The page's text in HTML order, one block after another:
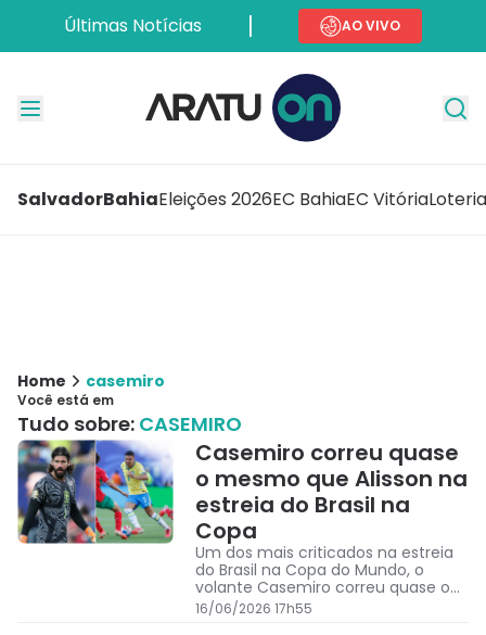
Últimas Notícias AO VIVO
SalvadorBahiaEleições 2026EC BahiaEC Vitória
Home casemiro
Você está em
Tudo sobre: CASEMIRO
Casemiro correu quase
o mesmo que Alisson na
estreia do Brasil na
Copa
Um dos mais criticados na estreia
do Brasil na Copa do Mundo, o
volante Casemiro correu quase o
mesmo que o goleiro Alisson,
segundo dados
16/06/2026 17h55